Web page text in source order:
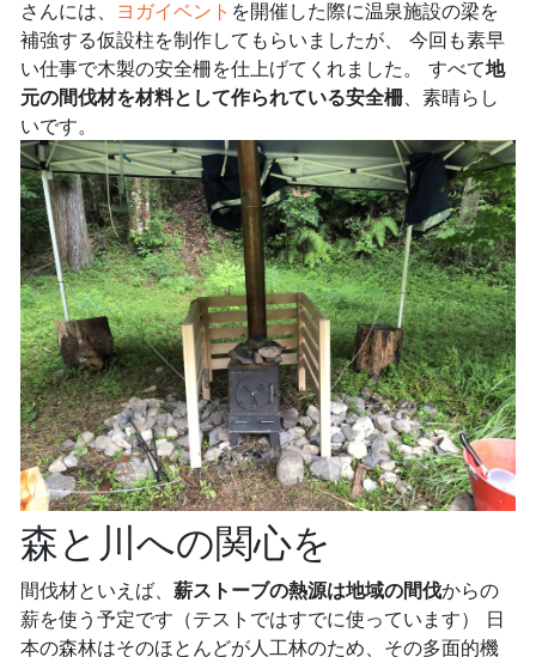
さんには、 ヨガイベント を開催した際に温泉施設の梁を
補強する仮設柱を制作してもらいましたが、 今回も素早
い仕事で木製の安全柵を仕上げてくれました。 すべて地
元の間伐材を材料として作られている安全柵 、素晴らし
いです。
森と川への関心を
間伐材といえば、 薪ストーブの熱源は地域の間伐からの
薪を使う予定です（テストではすでに使っています） 日
本の森林はそのほとんどが人工林のため、その多面的機